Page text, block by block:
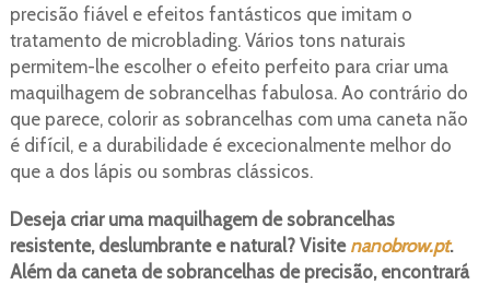
precisão fiável e efeitos fantásticos que imitam o
tratamento de microblading. Vários tons naturais
permitem-lhe escolher o efeito perfeito para criar uma
maquilhagem de sobrancelhas fabulosa. Ao contrário do
que parece, colorir as sobrancelhas com uma caneta não
é difícil, e a durabilidade é excecionalmente melhor do
que a dos lápis ou sombras clássicos.
Deseja criar uma maquilhagem de sobrancelhas
resistente, deslumbrante e natural? Visite nanobrow.pt.
Além da caneta de sobrancelhas de precisão, encontrará